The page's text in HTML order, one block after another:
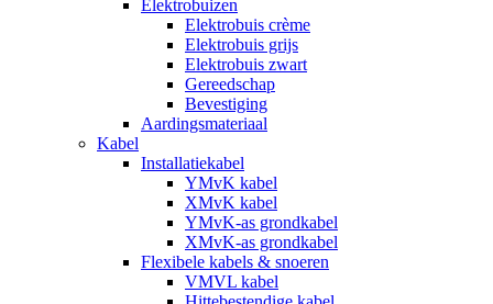
Elektrobuizen
Elektrobuis crème
Elektrobuis grijs
Elektrobuis zwart
Gereedschap
Bevestiging
Aardingsmateriaal
Kabel
Installatiekabel
YMvK kabel
XMvK kabel
YMvK-as grondkabel
XMvK-as grondkabel
Flexibele kabels & snoeren
VMVL kabel